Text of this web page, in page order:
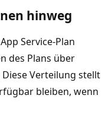
hinweg
Service-Plan
des Plans über
Verteilung stellt
bleiben, wenn